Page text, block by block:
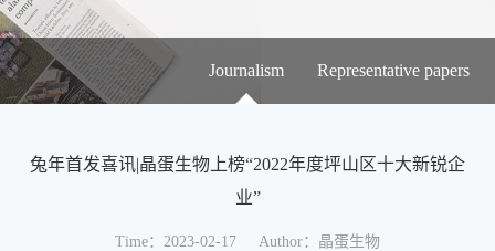
Journalism Representative papers
兔年首发喜讯|晶蛋生物上榜“2022年度坪山区十大新锐企
业”
Time：2023-02-17 Author：晶蛋生物